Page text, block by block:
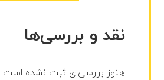
نقد و بررسی‌ها
هنوز بررسی‌ای ثبت نشده است.